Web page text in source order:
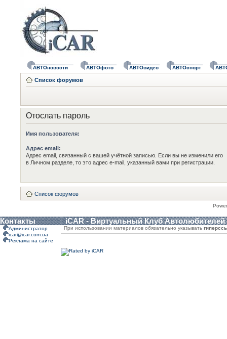
АВТОновости АВТОфото АВТОвидео АВТОспорт
Список форумов
Отослать пароль
Имя пользователя:
Адрес email:
Адрес email, связанный с вашей учётной записью. Если вы не изменили его
в Личном разделе, то это адрес e-mail, указанный вами при регистрации.
Список форумов
Контакты iCAR - Виртуальный Клуб Автолюбителей
Администратор
icar@icar.com.ua
Реклама на сайте
При использовании материалов обязательно указывать